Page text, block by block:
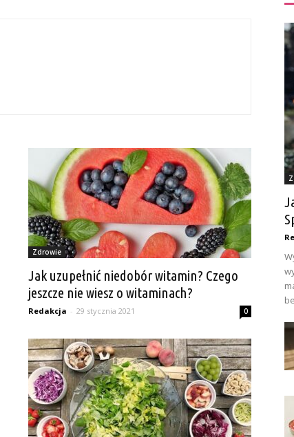
Zdrowie
Jak uzupełnić niedobór witamin? Czego
jeszcze nie wiesz o witaminach?
Redakcja - 29 stycznia 2021 0